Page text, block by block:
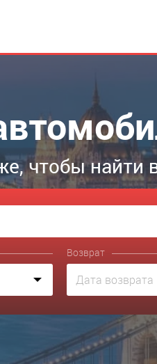
чтобы
Возврат